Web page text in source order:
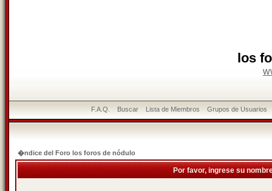
los
F.A.Q. Buscar Lista de Miembros Grupos de Usuarios
�ndice del Foro los foros de nódulo
Por favor, ingrese su